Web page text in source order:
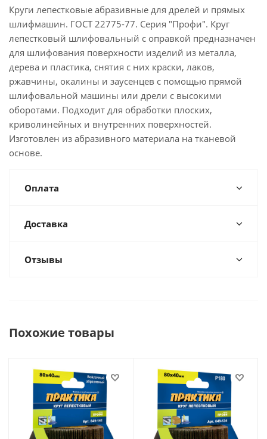
Круги лепестковые абразивные для дрелей и прямых
шлифмашин. ГОСТ 22775-77. Серия "Профи". Круг
лепестковый шлифовальный с оправкой предназначен
для шлифования поверхности изделий из металла,
дерева и пластика, снятия с них краски, лаков,
ржавчины, окалины и заусенцев с помощью прямой
шлифовальной машины или дрели с высокими
оборотами. Подходит для обработки плоских,
криволинейных и внутренних поверхностей.
Изготовлен из абразивного материала на тканевой
основе.
Оплата
Доставка
Отзывы
Похожие товары